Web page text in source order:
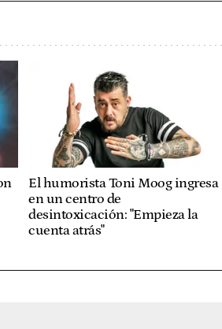
El humorista Toni Moog ingresa
en un centro de
desintoxicación: "Empieza la
cuenta atrás"